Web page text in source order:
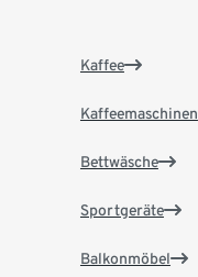
Kaffee
Kaffeemaschinen
Bettwäsche
Sportgeräte
Balkonmöbel